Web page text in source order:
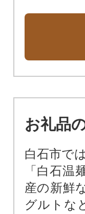
お礼品
白石市で
「白石
産の新鮮
グルトな